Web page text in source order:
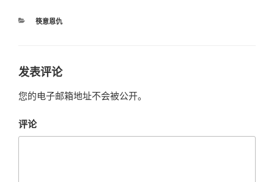
分
筷意恩仇
发表评论
您的电子邮箱地址不会被公开。
评论